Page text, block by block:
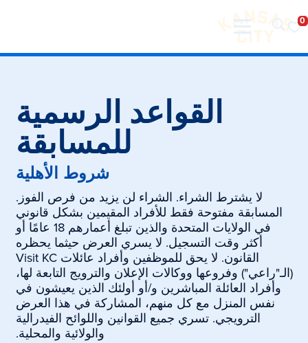
تفضل بزيارة مدينة كانساس سيتي
القواعد الرسمية
للمسابقة
شروط الأهلية
لا يشترط الشراء. الشراء لن يزيد من فرص الفوز.
المسابقة مفتوحة فقط للأفراد المقيمين بشكل قانوني
في الولايات المتحدة والذين تبلغ أعمارهم 18 عامًا أو
أكثر وقت التسجيل. لا يسري العرض حيثما يحظره
القانون. لا يحق للموظفين وأفراد عائلات Visit KC
(الـ"راعي") وفروعها ووكالات الإعلان والترويج التابعة لها،
وأفراد العائلة المباشرين و/أو أولئك الذين يعيشون في
نفس المنزل مع كل منهم، المشاركة في هذا العرض
الترويجي. تسري جميع القوانين واللوائح الفيدرالية
والولائية والمحلية.